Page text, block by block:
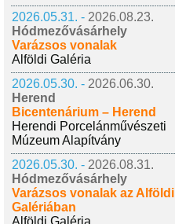
2026.05.31. - 2026.08.23.
Hódmezővásárhely
Varázsos vonalak
Alföldi Galéria
2026.05.30. - 2026.06.30.
Herend
Bicentenárium – Herend
Herendi Porcelánművészeti
Múzeum Alapítvány
2026.05.30. - 2026.08.31.
Hódmezővásárhely
Varázsos vonalak az Alföldi
Galériában
Alföldi Galéria